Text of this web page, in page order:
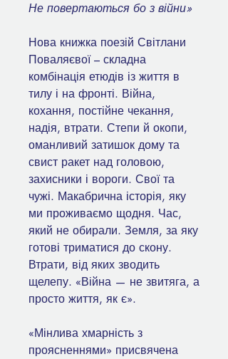
Не повертаються бо з війни»
Нова книжка поезій Світлани
Поваляєвої – складна
комбінація етюдів із життя в
тилу і на фронті. Війна,
кохання, постійне чекання,
надія, втрати. Степи й окопи,
оманливий затишок дому та
свист ракет над головою,
захисники і вороги. Свої та
чужі. Макабрична історія, яку
ми проживаємо щодня. Час,
який не обирали. Земля, за яку
готові триматися до скону.
Втрати, від яких зводить
щелепу. «Війна — не звитяга, а
просто життя, як є».
«Мінлива хмарність з
проясненнями» присвячена